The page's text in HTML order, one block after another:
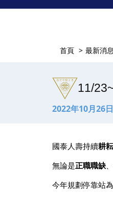
首頁 最新消息
11/
2022年10月26日
國泰人壽持續耕
無論是正職職缺
今年規劃停靠站